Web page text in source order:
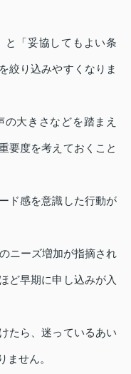
と「妥協してもよい条
絞り込みやすくなりま
大きさなどを踏まえ
要度を考えておくこと
ド感を意識した行動が
ニーズ増加が指摘され
ど早期に申し込みが入
たら、迷っているあい
ません。